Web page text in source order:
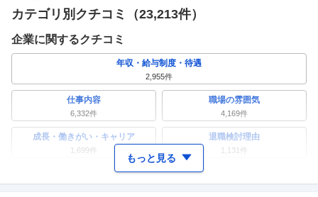
カテゴリ別クチコミ（23,213件）
企業に関するクチコミ
年収・給与制度・待遇
2,955件
仕事内容
6,332件
職場の雰囲気
4,169件
成長・働きがい・キャリア
1,699件
退職検討理由
1,131 件
ワークライフバランス 女性の活躍・働きやすさ
もっと見る